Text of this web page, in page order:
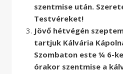
szentmise után.
Testvéreket!
Jövő hétvégén
tartjuk Kálvária
Szombaton este ¼ 6-
órakor szentmise a